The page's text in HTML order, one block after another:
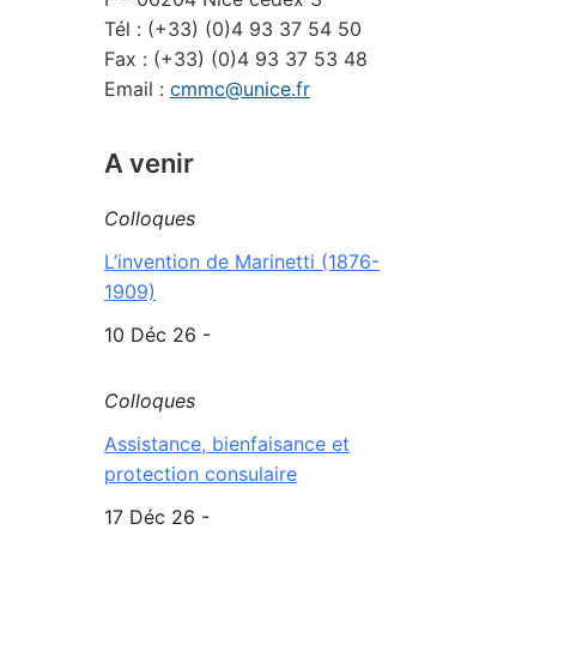
Tél : (+33) (0)4 93 37 54 50
Fax : (+33) (0)4 93 37 53 48
Email : cmmc@unice.fr
A venir
Colloques
L’invention de Marinetti (1876-
1909)
10 Déc 26 -
Colloques
Assistance, bienfaisance et
protection consulaire
17 Déc 26 -